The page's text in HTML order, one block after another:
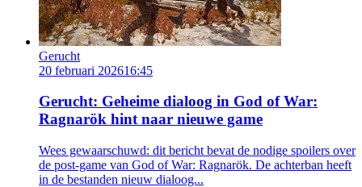
Gerucht
20 februari 202616:45
Gerucht: Geheime dialoog in God of War:
Ragnarök hint naar nieuwe game
Wees gewaarschuwd: dit bericht bevat de nodige spoilers over
de post-game van God of War: Ragnarök. De achterban heeft
in de bestanden nieuw dialoog...